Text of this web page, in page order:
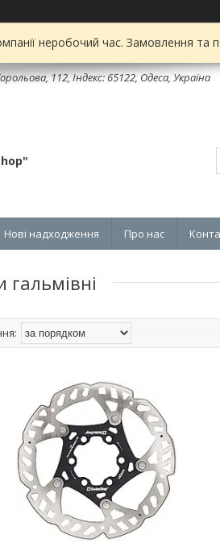
неробочий час. Замовлення
112, Індекс: 65122, Одеса, Україна
Нові надходження Про нас
гальмівні